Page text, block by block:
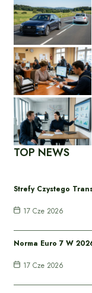
TOP NEWS
Strefy Czystego
17 Cze 2026
Norma Euro 7 W
17 Cze 2026